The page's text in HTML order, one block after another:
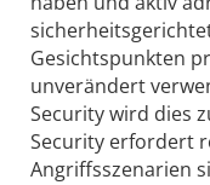
Gesichtspunkten
unverändert
Security wird dies
Security erfordert
Angriffsszenarien